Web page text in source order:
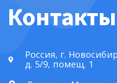
Контакты
Россия, г.
д. 5/9, помещ. 1